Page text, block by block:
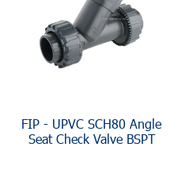
FIP - UPVC SCH80 Angle
Seat Check Valve BSPT